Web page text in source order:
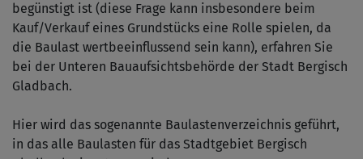
begünstigt ist (diese Frage kann insbesondere beim
Kauf/Verkauf eines Grundstücks eine Rolle spielen, da
die Baulast wertbeeinflussend sein kann), erfahren Sie
bei der Unteren Bauaufsichtsbehörde der Stadt Bergisch
Gladbach.
Hier wird das sogenannte Baulastenverzeichnis geführt,
in das alle Baulasten für das Stadtgebiet Bergisch